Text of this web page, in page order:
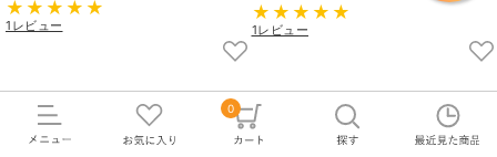
0
1レビュー 1レビュー
もっと見る